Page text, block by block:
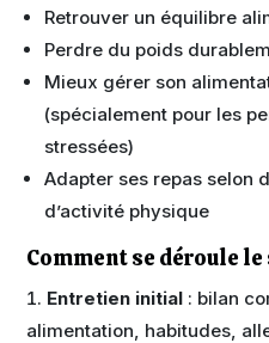
Retrouver un équilibre
Perdre du poids
Mieux gérer son
(spécialement pour les
stressées)
Adapter ses repas selon
d’activité physique
Comment se déroule le
Entretien initial : bilan
alimentation, habitudes,